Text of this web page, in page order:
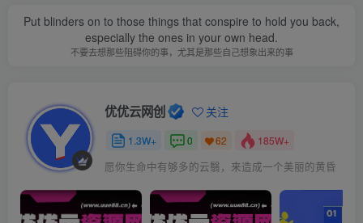
Put blinders on to those things that conspire to hold you back,
especially the ones in your own head.
不要去想那些阻碍你的事，尤其是那些自己想象出来的事
优优云网创 关注
1.3W+ 0 62 185W+
愿你生命中有够多的云翳，来造成一个美丽的黄昏